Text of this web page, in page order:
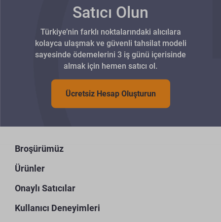
Satıcı Olun
Türkiye’nin farklı noktalarındaki alıcılara
kolayca ulaşmak ve güvenli tahsilat modeli
sayesinde ödemelerini 3 iş günü içerisinde
almak için hemen satıcı ol.
Ücretsiz Hesap Oluşturun
Broşürümüz
Ürünler
Onaylı Satıcılar
Kullanıcı Deneyimleri